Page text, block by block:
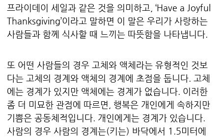
프라이데이 세일과 같은 것을 의미하고, ‘Have a Joyful
Thanksgiving’이라고 말하면 이 말은 우리가 사랑하는
사람들과 함께 식사할 때 느끼는 따뜻함을 나타냅니다.
또 어떤 사람들의 경우 고체와 액체라는 유형적인 것보
다는 고체의 경계와 액체의 경계에 초점을 둡니다. 고체
에는 경계가 있지만 액체에는 경계가 없습니다. 이러한
좀 더 미묘한 관점에 따르면, 행복은 개인에게 속하지만
기쁨은 공동체적입니다. 개인에게는 경계가 있습니다.
사람의 경우 사람의 경계는(키는) 바닥에서 1.5미터에